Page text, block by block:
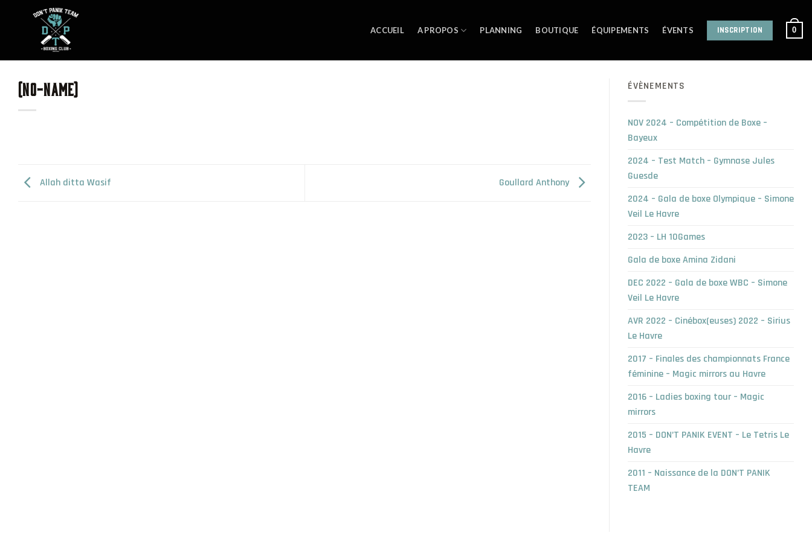
ACCUEIL A PROPOS PLANNING BOUTIQUE ÉQUIPEMENTS ÉVENTS INSCRIPTION 0
(NO-NAME)
Allah ditta Wasif Goullard Anthony
ÉVÈNEMENTS
NOV 2024 – Compétition de Boxe –
Bayeux
2024 – Test Match – Gymnase Jules
Guesde
2024 – Gala de boxe Olympique – Simone
Veil Le Havre
2023 – LH 10Games
Gala de boxe Amina Zidani
DEC 2022 – Gala de boxe WBC – Simone
Veil Le Havre
AVR 2022 – Cinébox(euses) 2022 – Sirius
Le Havre
2017 – Finales des championnats France
féminine – Magic mirrors au Havre
2016 – Ladies boxing tour – Magic
mirrors
2015 – DON’T PANIK EVENT – Le Tetris Le
Havre
2011 – Naissance de la DON’T PANIK
TEAM